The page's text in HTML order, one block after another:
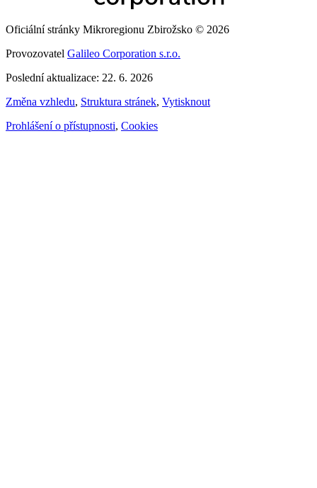
Oficiální stránky Mikroregionu Zbirožsko © 2026
Provozovatel Galileo Corporation s.r.o.
Poslední aktualizace: 22. 6. 2026
Změna vzhledu, Struktura stránek, Vytisknout
Prohlášení o přístupnosti, Cookies